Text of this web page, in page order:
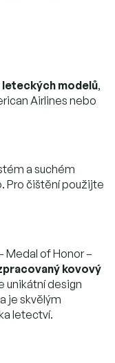
modelů,
Airlines nebo
a suchém
Pro čištění použijte
Medal of Honor –
kovový
unikátní design
je skvělým
letectví.